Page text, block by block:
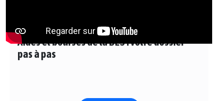
Aides et bourses de la DES : votre dossier
pas à pas